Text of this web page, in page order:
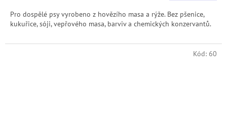
Pro dospělé psy vyrobeno z hovězího masa a rýže. Bez pšenice,
kukuřice, sóji, vepřového masa, barviv a chemických konzervantů.
Kód: 60